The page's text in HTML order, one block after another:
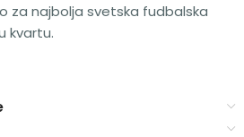
za najbolja svetska fudbalska
kvartu.